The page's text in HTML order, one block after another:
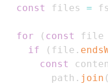
const files = fs
for ( const file
if
( file .
const
        path
. join (